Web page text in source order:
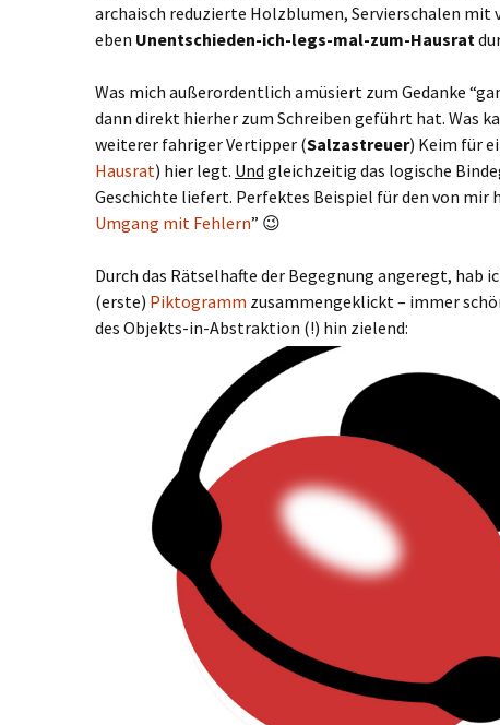
archaisch reduzierte Holzblumen, Servierschalen mit
eben Unentschieden-ich-legs-mal-zum-Hausrat
Was mich außerordentlich amüsiert zum Gedanke
dann direkt hierher zum Schreiben geführt hat. Was
weiterer fahriger Vertipper (Salzastreuer) Keim für
Hausrat) hier legt. Und gleichzeitig das logische
Geschichte liefert. Perfektes Beispiel für den von mir
Umgang mit Fehlern” 😉
Durch das Rätselhafte der Begegnung angeregt, hab
(erste) Piktogramm zusammengeklickt – immer
des Objekts-in-Abstraktion (!) hin zielend: